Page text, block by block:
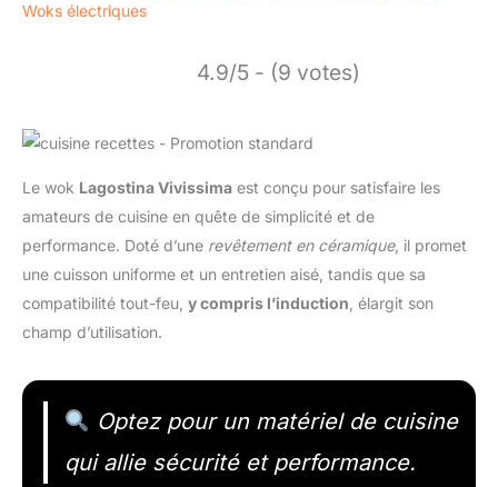
Woks électriques
4.9/5 - (9 votes)
Le wok Lagostina Vivissima est conçu pour satisfaire les
amateurs de cuisine en quête de simplicité et de
performance. Doté d’une revêtement en céramique, il promet
une cuisson uniforme et un entretien aisé, tandis que sa
compatibilité tout-feu, y compris l’induction , élargit son
champ d’utilisation.
Optez pour un matériel de cuisine
qui allie sécurité et performance.